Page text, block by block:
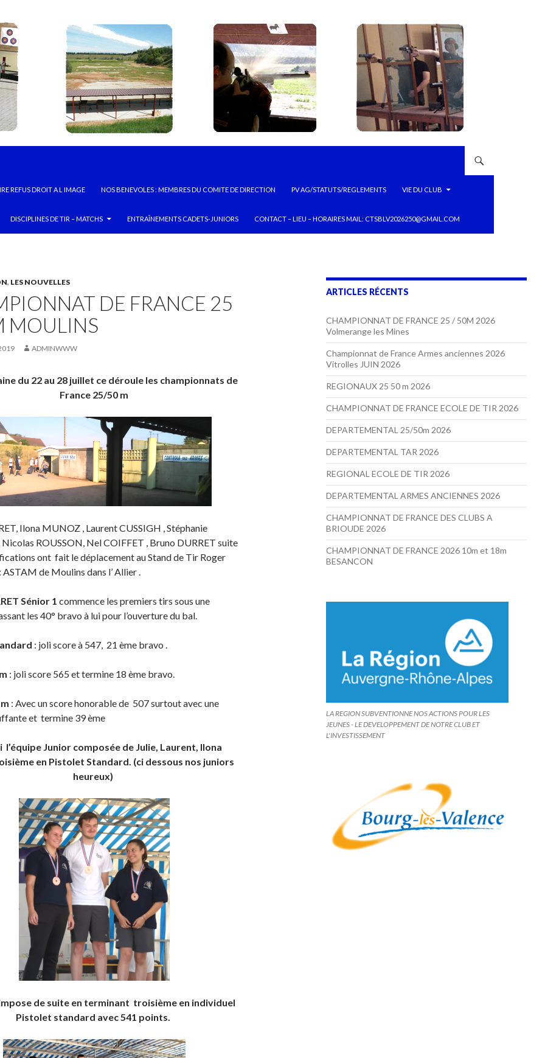
REFUS DROIT A L IMAGE NOS BENEVOLES : MEMBRES DU COMITE DE DIRECTION PV AG/STATUTS/REGLEMENTS VIE DU CLUB
DISCIPLINES DE TIR – MATCHS ENTRAÎNEMENTS CADETS-JUNIORS CONTACT – LIEU – HORAIRES MAIL: CTSBLV2026250@GMAIL.COM
, LES NOUVELLES
DE FRANCE 25
MOULINS
ADMINWWW
du 22 au 28 juillet ce déroule les championnats de
France 25/50 m
Ilona MUNOZ , Laurent CUSSIGH , Stéphanie
ROUSSON, Nel COIFFET , Bruno DURRET suite
ont fait le déplacement au Stand de Tir Roger
de Moulins dans l’ Allier .
Sénior 1 commence les premiers tirs sous une
les 40° bravo à lui pour l’ouverture du bal.
: joli score à 547, 21 ème bravo .
: joli score 565 et termine 18 ème bravo.
: Avec un score honorable de 507 surtout avec une
et termine 39 ème
l’équipe Junior composée de Julie, Laurent, Ilona
en Pistolet Standard. (ci dessous nos juniors
heureux)
de suite en terminant troisième en individuel
Pistolet standard avec 541 points.
ARTICLES RÉCENTS
CHAMPIONNAT DE FRANCE 25 / 50M 2026
Volmerange les Mines
Championnat de France Armes anciennes 2026
Vitrolles JUIN 2026
REGIONAUX 25 50 m 2026
CHAMPIONNAT DE FRANCE ECOLE DE TIR 2026
DEPARTEMENTAL 25/50m 2026
DEPARTEMENTAL TAR 2026
REGIONAL ECOLE DE TIR 2026
DEPARTEMENTAL ARMES ANCIENNES 2026
CHAMPIONNAT DE FRANCE DES CLUBS A
BRIOUDE 2026
CHAMPIONNAT DE FRANCE 2026 10m et 18m
BESANCON
LA REGION SUBVENTIONNE NOS ACTIONS POUR LES
JEUNES - LE DEVELOPPEMENT DE NOTRE CLUB ET
L'INVESTISSEMENT